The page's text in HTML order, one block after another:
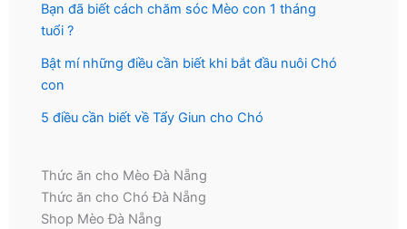
Bạn đã biết cách chăm sóc Mèo con 1 tháng
tuổi ?
Bật mí những điều cần biết khi bắt đầu nuôi Chó
con
5 điều cần biết về Tẩy Giun cho Chó
Thức ăn cho Mèo Đà Nẵng
Thức ăn cho Chó Đà Nẵng
Shop Mèo Đà Nẵng